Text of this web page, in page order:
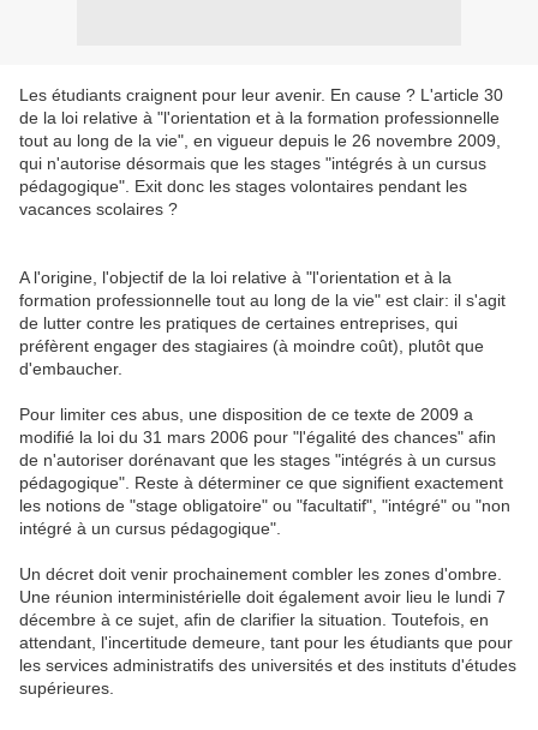
Les étudiants craignent pour leur avenir. En cause ? L'article 30
de la loi relative à "l'orientation et à la formation professionnelle
tout au long de la vie", en vigueur depuis le 26 novembre 2009,
qui n'autorise désormais que les stages "intégrés à un cursus
pédagogique". Exit donc les stages volontaires pendant les
vacances scolaires ?
A l'origine, l'objectif de la loi relative à "l'orientation et à la
formation professionnelle tout au long de la vie" est clair: il s'agit
de lutter contre les pratiques de certaines entreprises, qui
préfèrent engager des stagiaires (à moindre coût), plutôt que
d'embaucher.
Pour limiter ces abus, une disposition de ce texte de 2009 a
modifié la loi du 31 mars 2006 pour "l'égalité des chances" afin
de n'autoriser dorénavant que les stages "intégrés à un cursus
pédagogique". Reste à déterminer ce que signifient exactement
les notions de "stage obligatoire" ou "facultatif", "intégré" ou "non
intégré à un cursus pédagogique".
Un décret doit venir prochainement combler les zones d'ombre.
Une réunion interministérielle doit également avoir lieu le lundi 7
décembre à ce sujet, afin de clarifier la situation. Toutefois, en
attendant, l'incertitude demeure, tant pour les étudiants que pour
les services administratifs des universités et des instituts d'études
supérieures.